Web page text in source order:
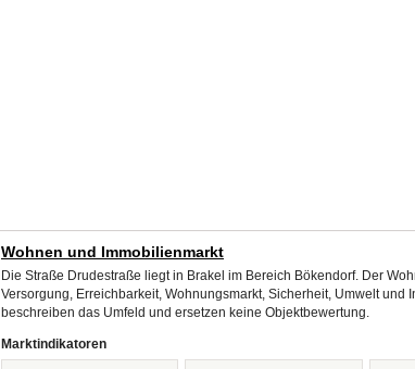
Wohnen und Immobilienmarkt
Die Straße Drudestraße liegt in Brakel im Bereich Bökendorf. Der
Versorgung, Erreichbarkeit, Wohnungsmarkt, Sicherheit, Umwelt
beschreiben das Umfeld und ersetzen keine Objektbewertung.
Marktindikatoren